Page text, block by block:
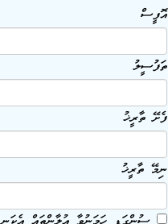
އޮފީސް
ތަފުސީލު
ފެށޭ ތާރީޚު
ނިމޭ ތާރީޚު